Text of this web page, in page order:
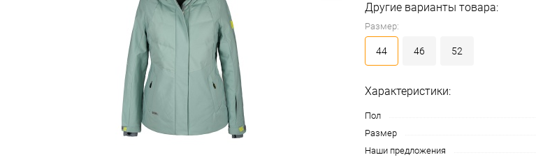
Другие варианты товара:
Размер:
44 46 52
Характеристики:
Пол
Размер
Наши предложения